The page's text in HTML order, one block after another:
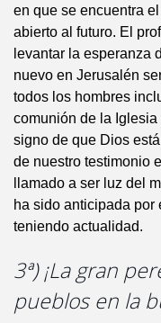
en que se encuentra
abierto al futuro. El
levantar la esperanza
nuevo en Jerusalén
todos los hombres
comunión de la Iglesia
signo de que Dios
de nuestro testimonio
llamado a ser luz del
ha sido anticipada por
teniendo actualidad.
3ª) ¡La gran
pueblos en la